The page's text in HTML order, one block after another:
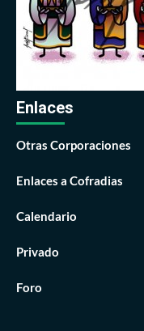
Enlaces
Otras Corporaciones
Enlaces a Cofradias
Calendario
Privado
Foro